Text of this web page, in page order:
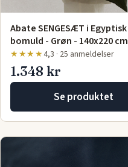
Abate SENGESÆT i Egyptisk
bomuld - Grøn - 140x220 cm
★★★★4,3 · 25 anmeldelser
1.348 kr
Se produktet